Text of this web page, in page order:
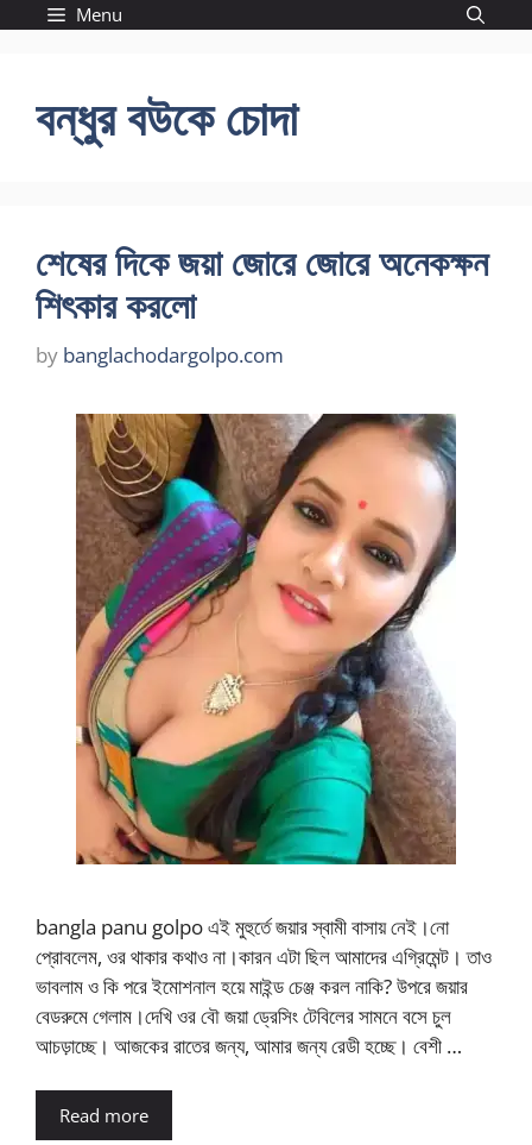
Menu
বন্ধুর বউকে চোদা
শেষের দিকে জয়া জোরে জোরে অনেকক্ষন
শিৎকার করলো
by banglachodargolpo.com
bangla panu golpo এই মুহুর্তে জয়ার স্বামী বাসায় নেই।নো
প্রোবলেম, ওর থাকার কথাও না।কারন এটা ছিল আমাদের এগ্রিমেন্ট। তাও
ভাবলাম ও কি পরে ইমোশনাল হয়ে মাইন্ড চেঞ্জ করল নাকি? উপরে জয়ার
বেডরুমে গেলাম।দেখি ওর বৌ জয়া ড্রেসিং টেবিলের সামনে বসে চুল
আচড়াচ্ছে। আজকের রাতের জন্য, আমার জন্য রেডী হচ্ছে। বেশী …
Read more